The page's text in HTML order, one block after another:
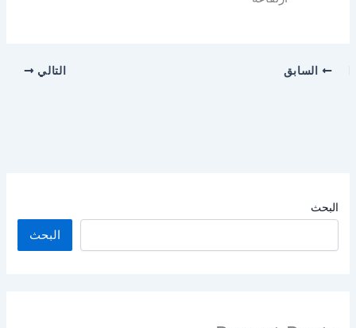
البحث
البحث
السابق التالي